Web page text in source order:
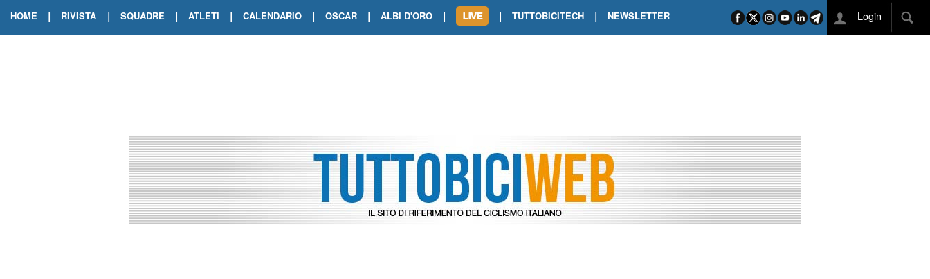
HOME | RIVISTA | SQUADRE | ATLETI | CALENDARIO | OSCAR | ALBI D'ORO |
TOUR DE FRANCE. ORCIERES-MERLETTE INCORONA CARAPAZ
TOUR DE FRANCE. A VOIRON TRIONFO DI PHILIPSEN SU SCHMID E KOOIJ
| TUTTOBICITECH | NEWSLETTER Login